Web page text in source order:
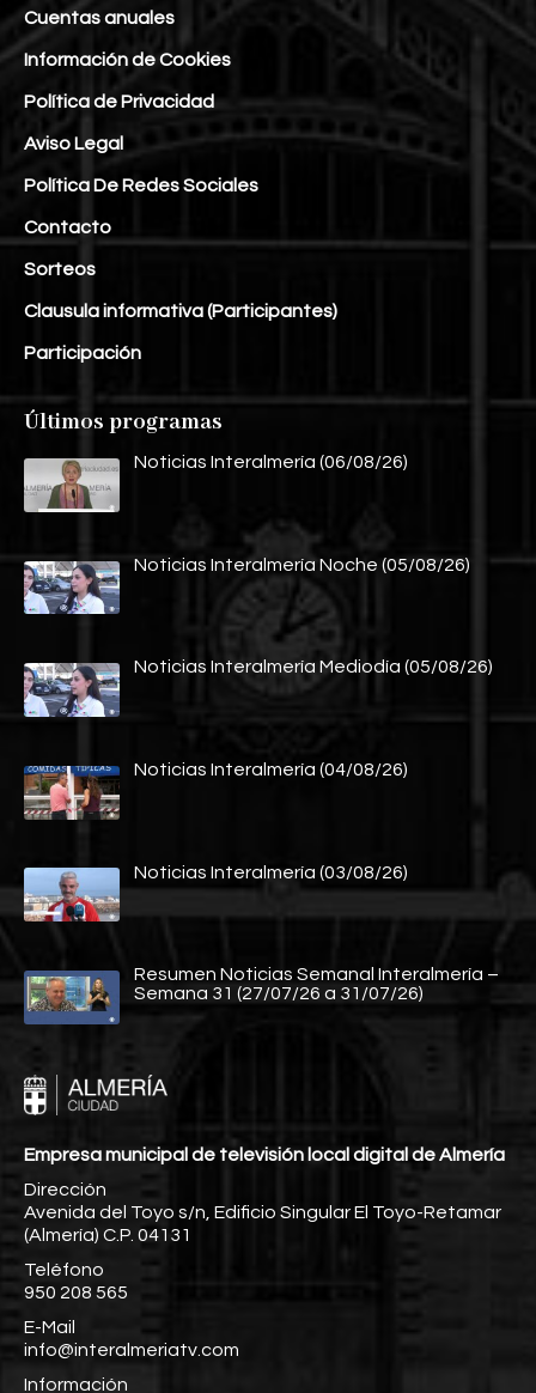
Cuentas anuales
Información de Cookies
Política de Privacidad
Aviso Legal
Política De Redes Sociales
Contacto
Sorteos
Clausula informativa (Participantes)
Participación
Últimos programas
Noticias Interalmería (06/08/26)
Noticias Interalmería Noche (05/08/26)
Noticias Interalmería Mediodía (05/08/26)
Noticias Interalmería (04/08/26)
Noticias Interalmería (03/08/26)
Resumen Noticias Semanal Interalmería –
Semana 31 (27/07/26 a 31/07/26)
Empresa municipal de televisión local digital de Almería
Dirección
Avenida del Toyo s/n, Edificio Singular El Toyo-Retamar
(Almería) C.P. 04131
Teléfono
950 208 565
E-Mail
info@interalmeriatv.com
Información